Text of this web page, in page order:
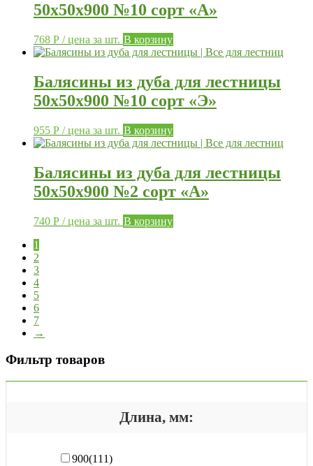
50х50х900 №10 сорт «А»
768 Р / цена за шт. В корзину
Балясины из дуба для лестницы
50х50х900 №10 сорт «Э»
955 Р / цена за шт. В корзину
Балясины из дуба для лестницы
50х50х900 №2 сорт «А»
740 Р / цена за шт. В корзину
1
2
3
4
5
6
7
→
Фильтр товаров
Длина, мм:
900(111)